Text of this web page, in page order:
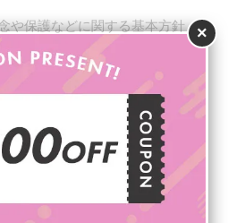
×
や保護などに関する基本方針
別の知的財産権に関する法律
権侵害があった場合、没収や
書かれており、詳しい罰則な
られている
？特許庁「
知的財産権につい